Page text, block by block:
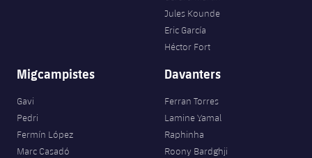
Jules Kounde
Eric García
Héctor Fort
Migcampistes
Gavi
Pedri
Fermín López
Marc Casadó
Davanters
Ferran Torres
Lamine Yamal
Raphinha
Roony Bardghji